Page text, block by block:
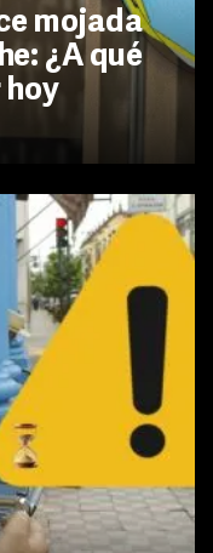
mojada
¿A qué
hoy